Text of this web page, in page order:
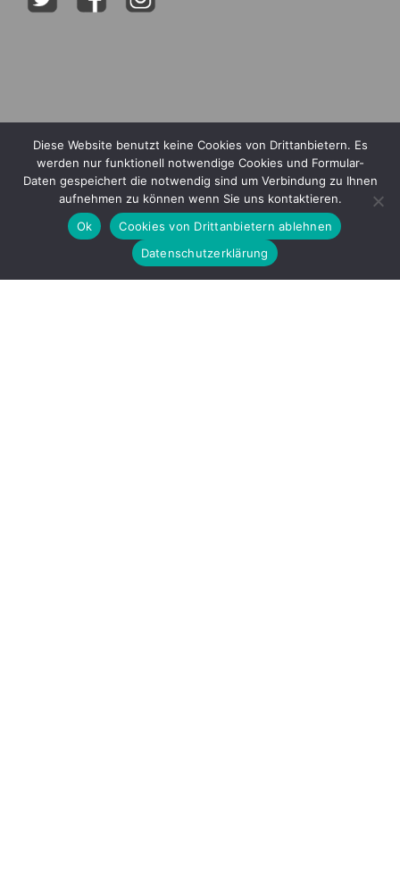
Diese Website benutzt keine Cookies von Drittanbietern. Es
werden nur funktionell notwendige Cookies und Formular-
Daten gespeichert die notwendig sind um Verbindung zu Ihnen
aufnehmen zu können wenn Sie uns kontaktieren.
Ok
Cookies von Drittanbietern ablehnen
Datenschutzerklärung